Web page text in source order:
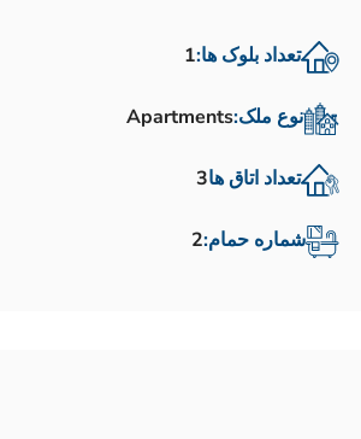
تعداد بلوک ها:1
نوع ملک:Apartments
تعداد اتاق ها3
شماره حمام:2